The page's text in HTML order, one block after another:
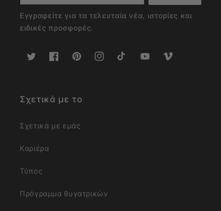
Εγγραφείτε για τα τελευταία νέα, ιστορίες και
ειδικές προσφορές.
Twitter FacebookPinterestInstagramTikTok YouTubeVimeo
Σχετικά με το
Σχετικά με εμάς
Καριέρα
Τύπος
Πρόγραμμα θυγατρικών